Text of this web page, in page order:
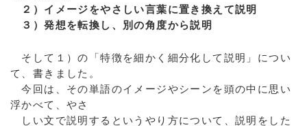
２）イメージをやさしい言葉に置き換えて説明
３）発想を転換し、別の角度から説明
そして１）の「特徴を細かく細分化して説明」につい
て、書きました。
今回は、その単語のイメージやシーンを頭の中に思い
浮かべて、やさ
しい文で説明するというやり方について、説明をした